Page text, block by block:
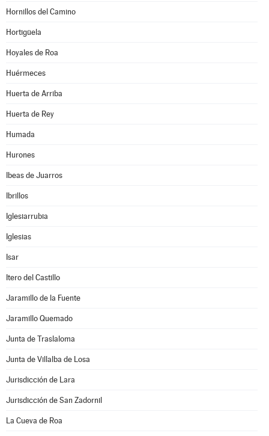
Hornillos del Camino
Hortigüela
Hoyales de Roa
Huérmeces
Huerta de Arriba
Huerta de Rey
Humada
Hurones
Ibeas de Juarros
Ibrillos
Iglesiarrubia
Iglesias
Isar
Itero del Castillo
Jaramillo de la Fuente
Jaramillo Quemado
Junta de Traslaloma
Junta de Villalba de Losa
Jurisdicción de Lara
Jurisdicción de San Zadornil
La Cueva de Roa